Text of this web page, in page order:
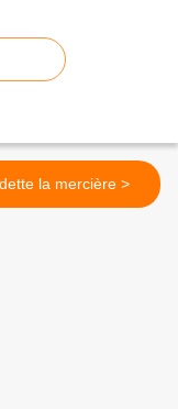
2. Odette la mercière >